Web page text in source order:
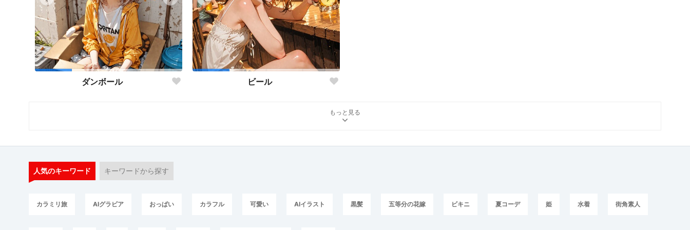
ダンボール ビール
もっと見る
人気のキーワード キーワードから探す
カラミリ旅 AIグラビア おっぱい カラフル 可愛い AIイラスト 黒髪 五等分の花嫁 ビキニ 夏コーデ 姫 水着 街角素人